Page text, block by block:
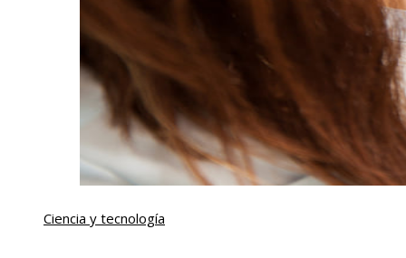
Ciencia y tecnología